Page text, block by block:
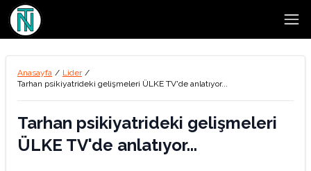
Anasayfa / Lider /
Tarhan psikiyatrideki gelişmeleri ÜLKE TV'de anlatıyor...
Tarhan psikiyatrideki gelişmeleri
ÜLKE TV'de anlatıyor...